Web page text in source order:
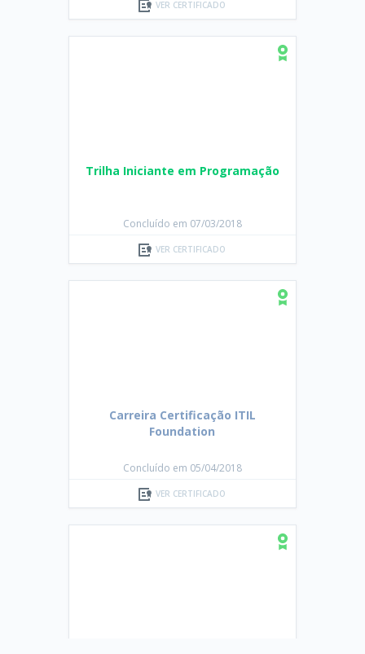
VER CERTIFICADO
Trilha Iniciante em Programação
Concluído em 07/03/2018
VER CERTIFICADO
Carreira Certificação ITIL
Foundation
Concluído em 05/04/2018
VER CERTIFICADO